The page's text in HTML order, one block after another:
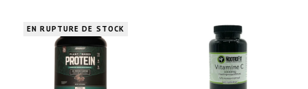
EN RUPTURE DE STOCK